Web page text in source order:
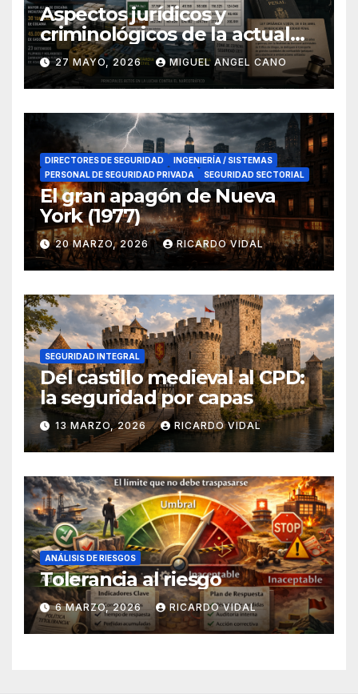
Aspectos jurídicos y
criminológicos de la actual
lucha contra el narcotráfico
en el sur de España
27 MAYO, 2026 MIGUEL ANGEL CANO
DIRECTORES DE SEGURIDAD
INGENIERÍA / SISTEMAS
PERSONAL DE SEGURIDAD PRIVADA
SEGURIDAD SECTORIAL
El gran apagón de Nueva
York (1977)
20 MARZO, 2026 RICARDO VIDAL
SEGURIDAD INTEGRAL
Del castillo medieval al CPD:
la seguridad por capas
13 MARZO, 2026 RICARDO VIDAL
ANÁLISIS DE RIESGOS
Tolerancia al riesgo
6 MARZO, 2026 RICARDO VIDAL